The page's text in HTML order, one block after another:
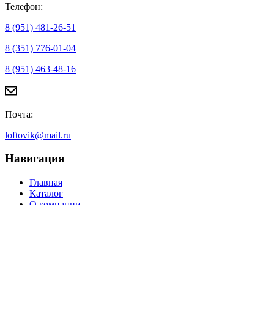
Телефон:
8 (951) 481-26-51
8 (351) 776-01-04
8 (951) 463-48-16
Почта:
loftovik@mail.ru
Навигация
Главная
Каталог
О компании